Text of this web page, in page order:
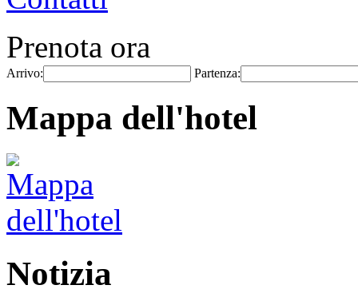
Prenota ora
Arrivo: Partenza:
Mappa dell'hotel
Notizia